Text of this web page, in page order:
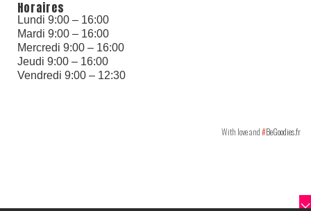
Horaires
Lundi 9:00 – 16:00
Mardi 9:00 – 16:00
Mercredi 9:00 – 16:00
Jeudi 9:00 – 16:00
Vendredi 9:00 – 12:30
With love and#BeGoodies.fr